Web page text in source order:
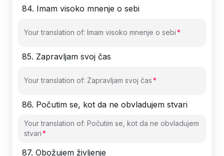
84. Imam visoko mnenje o sebi
Your translation of: Imam visoko mnenje o sebi
85. Zapravljam svoj čas
Your translation of: Zapravljam svoj čas
86. Počutim se, kot da ne obvladujem stvari
Your translation of: Počutim se, kot da ne obvladujem
stvari
87. Obožujem življenje